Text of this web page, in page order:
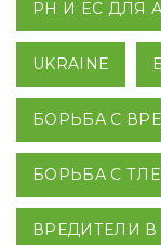
PH И EC ДЛЯ
UKRAINE
БОРЬБА С
БОРЬБА С
ВРЕДИТЕЛИ